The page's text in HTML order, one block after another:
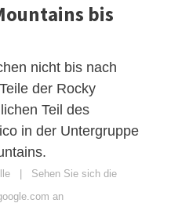
bis
nicht bis nach
der Rocky
Teil des
in der Untergruppe
| Sehen Sie sich die
an